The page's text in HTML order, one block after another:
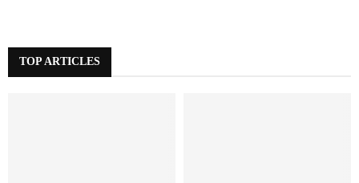
TOP ARTICLES